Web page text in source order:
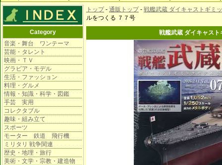
Category
音楽・舞台 ワンテーマ
芸能・タレント
映画・ＴＶ
グラビア・モデル
生活・ファッション
料理・グルメ
情報・知識・科学・図鑑
手芸 実用
コレクタブル
趣味・組み立て
スポーツ
モーター 鉄道 飛行機
ミリタリ 戦争関連
歴史・地理・旅行
美術・文学・宗教・建造物
トップ- 通販トップ- 戦艦武蔵 ダイキャストギミ
ルをつくる ７７号
戦艦武蔵 ダイキャス